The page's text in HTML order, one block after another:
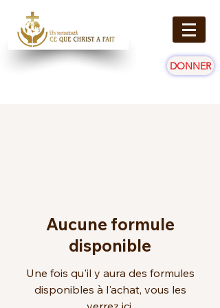
DONNER
Aucune formule
disponible
Une fois qu'il y aura des formules
disponibles à l'achat, vous les